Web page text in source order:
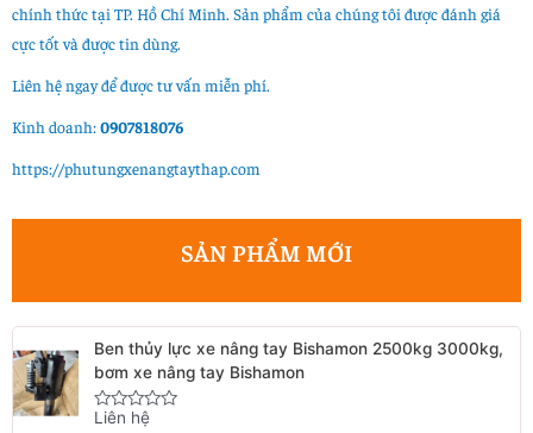
chính thức tại TP. Hồ Chí Minh. Sản phẩm của chúng tôi được đánh giá
cực tốt và được tin dùng.
Liên hệ ngay để được tư vấn miễn phí.
Kinh doanh:0907818076
https://phutungxenangtaythap.com
SẢN PHẨM MỚI
Ben thủy lực xe nâng tay Bishamon 2500kg 3000kg,
bơm xe nâng tay Bishamon
Rated
Liên hệ